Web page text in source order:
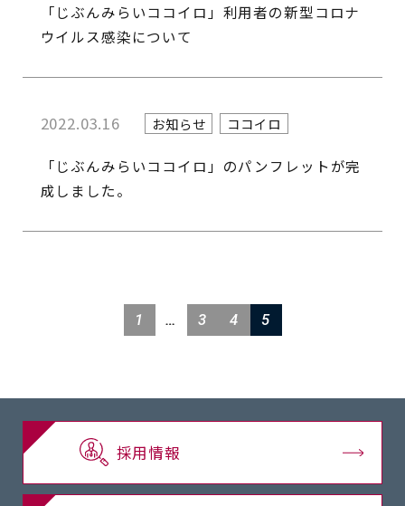
「じぶんみらいココイロ」利用者の新型コロナ
ウイルス感染について
2022.03.16 お知らせ ココイロ
「じぶんみらいココイロ」のパンフレットが完
成しました。
ナ
ビ
ゲ
1 … 3 4 5
採用情報